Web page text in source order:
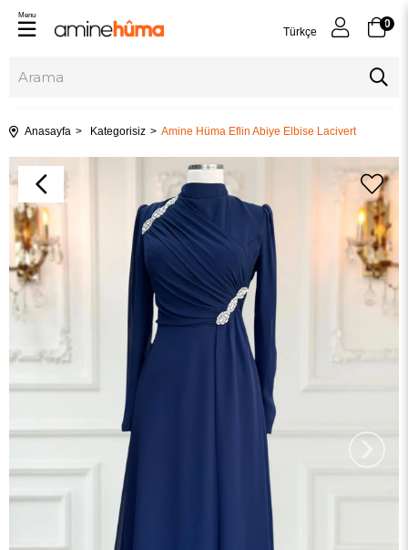
Türkçe
0
Menu
Anasayfa Kategorisiz Amine Hüma Eflin Abiye Elbise Lacivert
›